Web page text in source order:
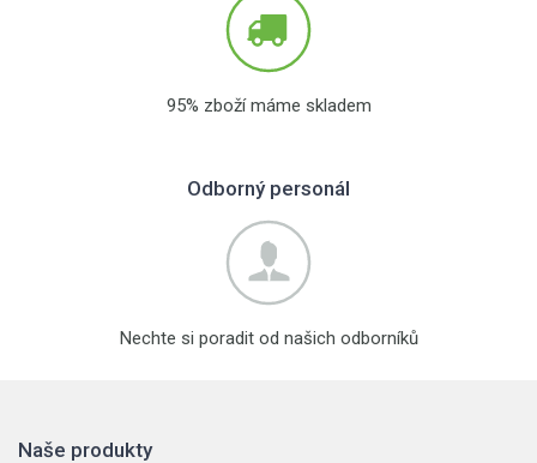
95% zboží máme skladem
Odborný personál
Nechte si poradit od našich odborníků
Naše produkty